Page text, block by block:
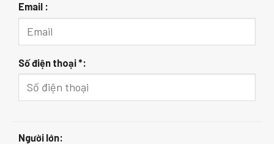
Email :
Số điện thoại *:
Người lớn: